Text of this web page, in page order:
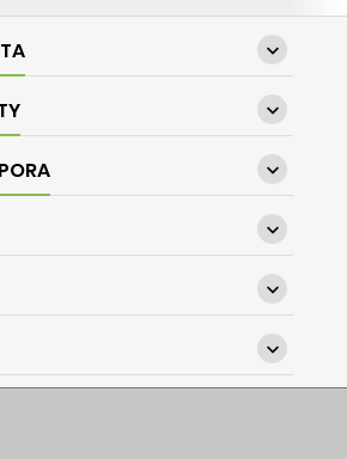





